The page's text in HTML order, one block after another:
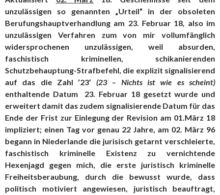
unzulässigen so genannten „Urteil“ in der obsoleten
Berufungshauptverhandlung am 23. Februar 18, also im
unzulässigen Verfahren zum von mir vollumfänglich
widersprochenen unzulässigen, weil absurden,
faschistisch kriminellen, schikanierenden
Schutzbehauptung-Strafbefehl, die explizit signalisierend
auf das die Zahl ’23‘ (23 – Nichts ist wie es scheint)
enthaltende Datum 23. Februar 18 gesetzt wurde und
erweitert damit das zudem signalisierende Datum für das
Ende der Frist zur Einlegung der Revision am 01.März 18
impliziert; einen Tag vor genau 22 Jahre, am 02. März 96
begann in Niederlande die jurisisch getarnt verschleierte,
faschistisch kriminelle Existenz zu vernichtende
Hexenjagd gegen mich, die erste juristisch kriminelle
Freiheitsberaubung, durch die bewusst wurde, dass
politisch motiviert angewiesen, juristisch beauftragt,